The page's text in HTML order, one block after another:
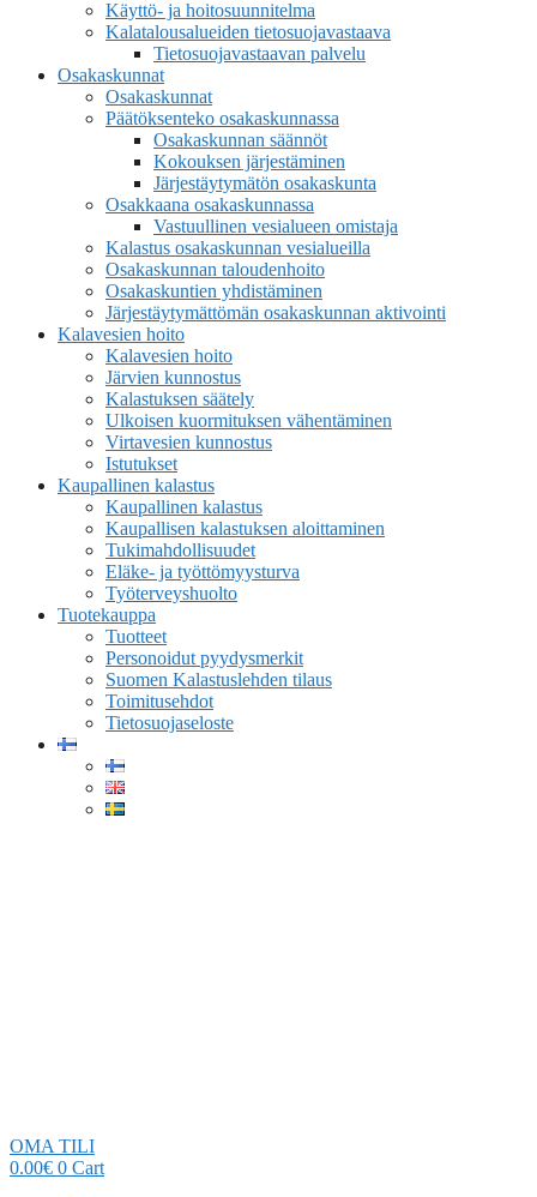
Käyttö- ja hoitosuunnitelma
Kalatalousalueiden tietosuojavastaava
Tietosuojavastaavan palvelu
Osakaskunnat
Osakaskunnat
Päätöksenteko osakaskunnassa
Osakaskunnan säännöt
Kokouksen järjestäminen
Järjestäytymätön osakaskunta
Osakkaana osakaskunnassa
Vastuullinen vesialueen omistaja
Kalastus osakaskunnan vesialueilla
Osakaskunnan taloudenhoito
Osakaskuntien yhdistäminen
Järjestäytymättömän osakaskunnan aktivointi
Kalavesien hoito
Kalavesien hoito
Järvien kunnostus
Kalastuksen säätely
Ulkoisen kuormituksen vähentäminen
Virtavesien kunnostus
Istutukset
Kaupallinen kalastus
Kaupallinen kalastus
Kaupallisen kalastuksen aloittaminen
Tukimahdollisuudet
Eläke- ja työttömyysturva
Työterveyshuolto
Tuotekauppa
Tuotteet
Personoidut pyydysmerkit
Suomen Kalastuslehden tilaus
Toimitusehdot
Tietosuojaseloste
OMA TILI
0.00€ 0 Cart